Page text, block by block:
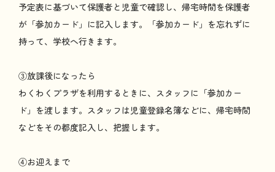
予定表に基づいて保護者 と 児童で確認 し、 帰宅時間を保護者
が「参加カード」に記入 します。「参加カード」を忘れずに
持って、 学校へ行きます。
③放課後になったら
わくわくプラザを利用するときに、スタッフに「参加カー
ド」を渡 します。スタッフは児童登録名簿などに、 帰宅時間
などをその都度記入 し、 把握 します。
④お迎えまで